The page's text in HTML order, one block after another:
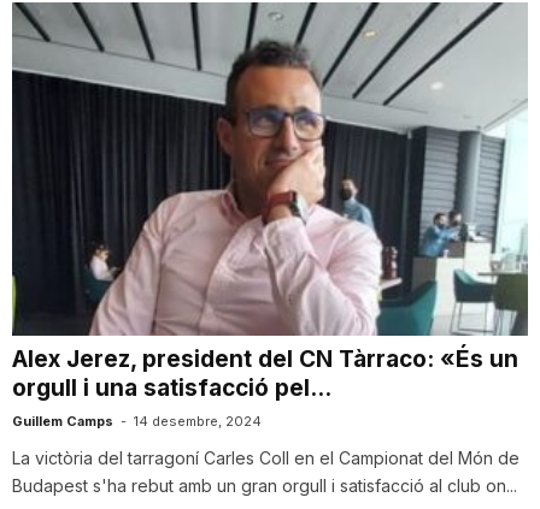
d
r
r
Alex Jerez, president del CN Tàrraco: «És un
orgull i una satisfacció pel...
Guillem Camps - 14 desembre, 2024
La victòria del tarragoní Carles Coll en el Campionat del Món de
Budapest s'ha rebut amb un gran orgull i satisfacció al club on...